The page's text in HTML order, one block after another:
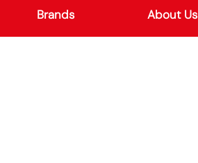
Brands About Us